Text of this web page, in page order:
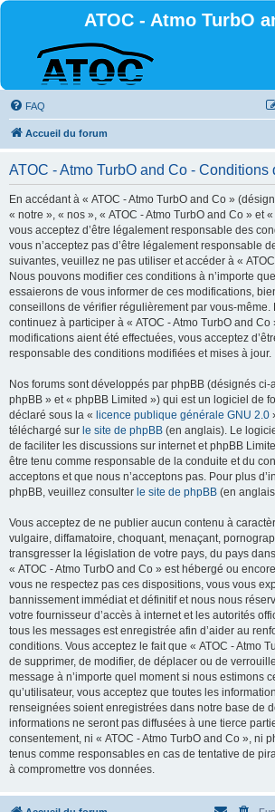
ATOC - Atmo TurbO
FAQ
Accueil du forum
ATOC - Atmo TurbO and Co - Conditions
En accédant à « ATOC - Atmo TurbO and Co »
« notre », « nos », « ATOC - Atmo TurbO and Co » et
vous acceptez d’être légalement responsable des
vous n’acceptez pas d’être légalement responsable
suivantes, veuillez ne pas utiliser et accéder à «
Nous pouvons modifier ces conditions à n’importe
essaierons de vous informer de ces modifications,
conseillons de vérifier régulièrement par vous-même.
continuez à participer à « ATOC - Atmo TurbO and
modifications aient été effectuées, vous acceptez
responsable des conditions modifiées et mises à jour.
Nos forums sont développés par phpBB (désignés ci-
phpBB » et « phpBB Limited ») qui est un logiciel de
déclaré sous la « licence publique générale GNU 2.0
téléchargé sur le site de phpBB (en anglais). Le
de faciliter les discussions sur internet et phpBB
être tenu comme responsable de la conduite et du
acceptons et que nous n’acceptons pas. Pour plus
phpBB, veuillez consulter le site de phpBB (en
Vous acceptez de ne publier aucun contenu à
vulgaire, diffamatoire, choquant, menaçant,
transgresser la législation de votre pays, du pays
« ATOC - Atmo TurbO and Co » est hébergé ou
vous ne respectez pas ces dispositions, vous vous
bannissement immédiat et définitif et nous nous
votre fournisseur d’accès à internet et les autorités
tous les messages est enregistrée afin d’aider au
conditions. Vous acceptez le fait que « ATOC - Atmo
de supprimer, de modifier, de déplacer ou de
message à n’importe quel moment si nous estimons
qu’utilisateur, vous acceptez que toutes les
renseignées soient enregistrées dans notre base de
informations ne seront pas diffusées à une tierce
consentement, ni « ATOC - Atmo TurbO and Co », ni
tenus comme responsables en cas de tentative de
à compromettre vos données.